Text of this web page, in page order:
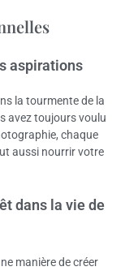
aspirations
la tourmente de la
avez toujours voulu
chaque
aussi nourrir votre
dans la vie de
manière de créer